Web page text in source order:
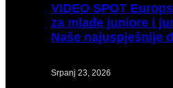
VIDEO SPOT
za mlađe juniore i
Naše najuspješnije
Srpanj 23, 2026